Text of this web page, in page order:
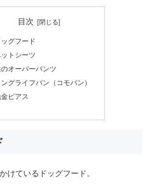
目次
ッグフード
トシーツ
オーバーパンツ
ングライフパン（コモパン）
ピアス
けているドッグフード。